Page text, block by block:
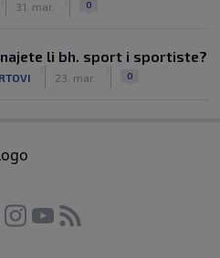
31. mar. 0
li bh. sport i sportiste?
23. mar. 0